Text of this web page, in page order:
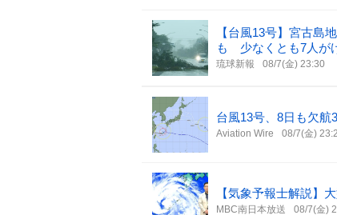
【台風13号】宮古
も 少なくとも7人が
琉球新報 08/7(金) 23:30
台風13号、8日も欠
Aviation Wire 08/7(金)
【気象予報士解説】
MBC南日本放送 08/7(金)